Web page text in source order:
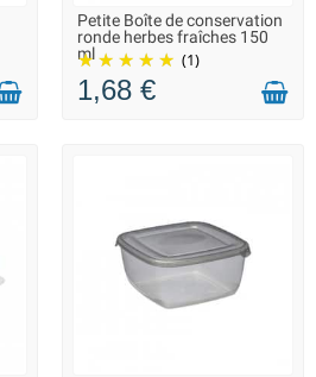
LIVRAISON 2 À 3 JOURS
Petite Boîte de conservation
ronde herbes fraîches 150
ml
(1)
1,68 €